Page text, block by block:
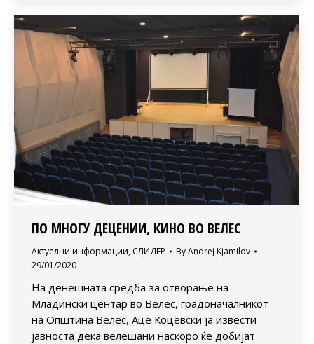
ПО МНОГУ ДЕЦЕНИИ, КИНО ВО ВЕЛЕС
Актуелни информации, СЛИДЕР ByAndrej Kjamilov
29/01/2020
На денешната средба за отворање на
Младински центар во Велес, градоначалникот
на Општина Велес, Аце Коцевски ја извести
јавноста дека велешани наскоро ќе добијат